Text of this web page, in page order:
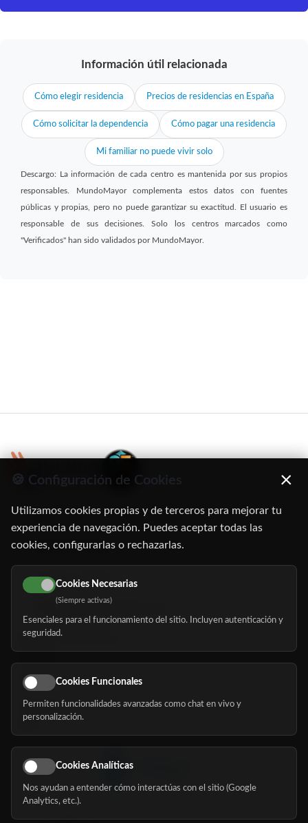
Información útil relacionada
Cómo elegir residencia Precios de residencias en España
Cómo solicitar la dependencia Cómo pagar una residencia
Mi familiar no puede vivir solo
Descargo: La información de cada centro es mantenida por sus propios
responsables. MundoMayor complementa estos datos con fuentes
públicas y propias, pero no puede garantizar su exactitud. El usuario es
responsable de sus decisiones. Solo los centros marcados como
"Verificados" han sido validados por MundoMayor.
C/ Oruro, 11. 28016 Madrid
91 345 06 26
616 113 103
hola@mundomayor.com
Buscador de residencias
Eventos
Nosotros
Síguenos
🍪 Configuración de Cookies ×
Utilizamos cookies propias y de terceros para mejorar tu
experiencia de navegación. Puedes aceptar todas las
cookies, configurarlas o rechazarlas.
Cookies Necesarias
(Siempre activas)
Esenciales para el funcionamiento del sitio. Incluyen autenticación y
seguridad.
Cookies Funcionales
Permiten funcionalidades avanzadas como chat en vivo y
personalización.
Cookies Analíticas
Nos ayudan a entender cómo interactúas con el sitio (Google
Analytics, etc.).